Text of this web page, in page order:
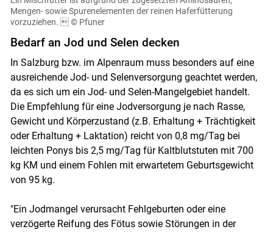
Mengen- sowie Spurenelementen der reinen Haferfütterung
vorzuziehen.  © Pfuner
Bedarf an Jod und Selen decken
In Salzburg bzw. im Alpenraum muss besonders auf eine
ausreichende Jod- und Selenversorgung geachtet werden,
da es sich um ein Jod- und Selen-Mangelgebiet handelt.
Die Empfehlung für eine Jodversorgung je nach Rasse,
Gewicht und Körperzustand (z.B. Erhaltung + Trächtigkeit
oder Erhaltung + Laktation) reicht von 0,8 mg/Tag bei
leichten Ponys bis 2,5 mg/Tag für Kaltblutstuten mit 700
kg KM und einem Fohlen mit erwartetem Geburtsgewicht
von 95 kg.
"Ein Jodmangel verursacht Fehlgeburten oder eine
verzögerte Reifung des Fötus sowie Störungen in der